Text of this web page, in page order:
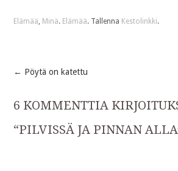
Elämää, Minä. Elämää. Tallenna Kestolinkki.
Post
navigation
← Pöytä on katettu
6 KOMMENTTIA
“PILVISSÄ JA PINNAN ALLA